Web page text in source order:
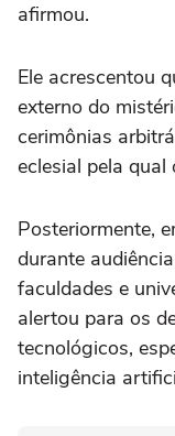
afirmou.
Ele acrescentou
externo do
cerimônias
eclesial pela
Posteriormente,
durante
faculdades e
alertou para os
tecnológicos,
inteligência